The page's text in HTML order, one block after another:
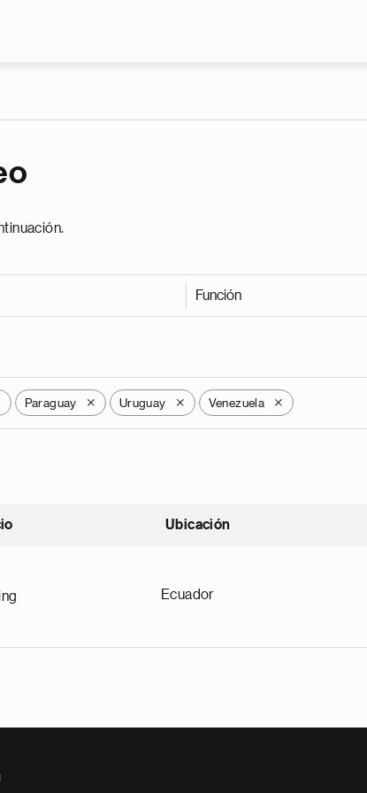
Función
Paraguay X Uruguay X Venezuela X
ascendente
Ubicación
Ecuador